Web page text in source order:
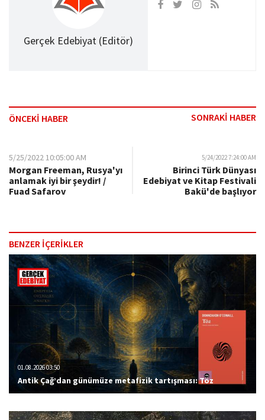
Gerçek Edebiyat (Editör)
ÖNCEKİ HABER SONRAKİ HABER
5/25/2022 10:05:00 AM
Morgan Freeman, Rusya'yı
anlamak iyi bir şeydir! /
Fuad Safarov
5/24/2022 7:24:00 AM
Birinci Türk Dünyası
Edebiyat ve Kitap Festivali
Bakü'de başlıyor
BENZER İÇERİKLER
01.08.2026 03:50
Antik Çağ’dan günümüze metafizik tartışması: Töz